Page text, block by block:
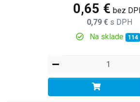
0,65 € bez
0,79 € s DPH
Na sklade 114